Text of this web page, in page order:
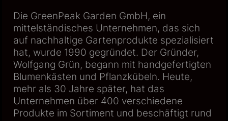
Die GreenPeak Garden GmbH, ein
mittelständisches Unternehmen, das sich
auf nachhaltige Gartenprodukte spezialisiert
hat, wurde 1990 gegründet. Der Gründer,
Wolfgang Grün, begann mit handgefertigten
Blumenkästen und Pflanzkübeln. Heute,
mehr als 30 Jahre später, hat das
Unternehmen über 400 verschiedene
Produkte im Sortiment und beschäftigt rund